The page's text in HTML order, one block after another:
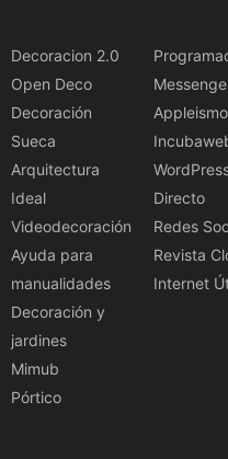
Decoracion 2.0
Open Deco
Decoración
Sueca
Arquitectura
Ideal
Videodecoración
Ayuda para
manualidades
Decoración y
jardines
Mimub
Pórtico
Appleismo
Directo
Redes
Revista
Internet